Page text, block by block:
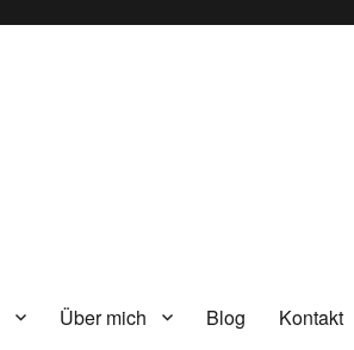
Über mich Blog Kontakt